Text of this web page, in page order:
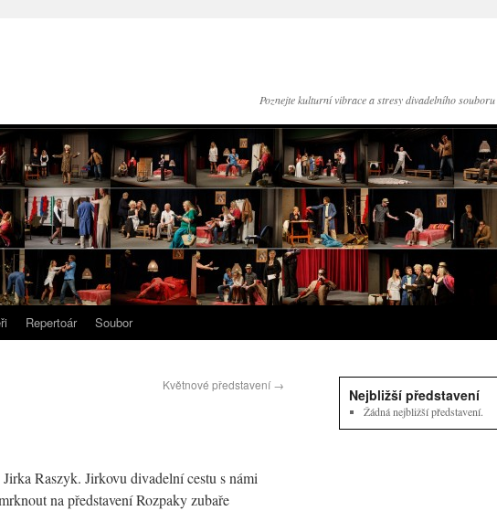
Poznejte kulturní vibrace a stresy divadelního
Repertoár Soubor
Květnové představení→
Raszyk. Jirkovu divadelní cestu s námi
na představení Rozpaky zubaře
Nejbližší představení
Žádná nejbližší představení.